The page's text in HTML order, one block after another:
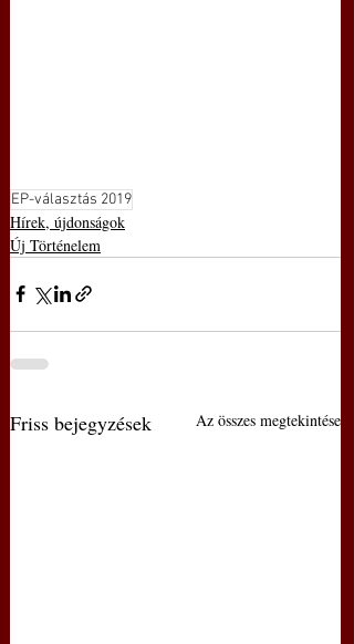
EP-választás 2019
Hírek, újdonságok
Új Történelem
Friss bejegyzések Az összes megtekintése